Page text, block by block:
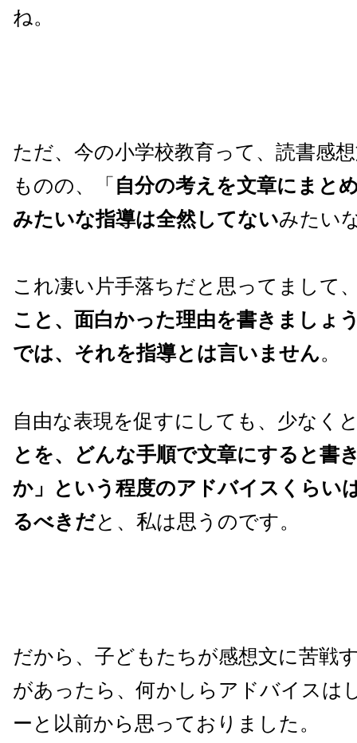
ね。
ただ、今の小学校教育って、読書感
ものの、「自分の考えを文章にまと
みたいな指導は全然してないみたい
これ凄い片手落ちだと思ってまして
こと、面白かった理由を書きましょ
では、それを指導とは言いません。
自由な表現を促すにしても、少なく
とを、どんな手順で文章にすると書
か」という程度のアドバイスくらい
るべきだと、私は思うのです。
だから、子どもたちが感想文に苦戦
があったら、何かしらアドバイスは
ーと以前から思っておりました。